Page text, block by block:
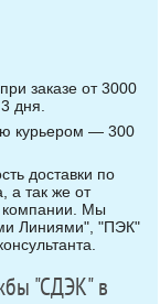
заказе от 3000
дня.
курьером — 300
доставки по
а так же от
компании. Мы
Линиями", "ПЭК"
"СДЭК" в